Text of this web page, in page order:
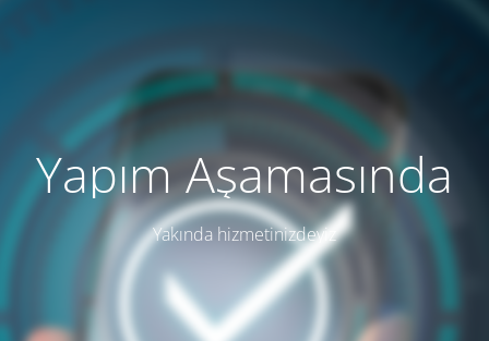
Yapım Aşamasında
Yakında hizmetinizdeyiz